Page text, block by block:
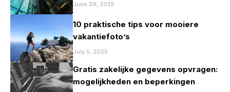
June 29, 2025
10 praktische tips voor mooiere
vakantiefoto’s
July 5, 2025
Gratis zakelijke gegevens opvragen:
mogelijkheden en beperkingen